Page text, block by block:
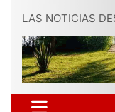
LAS NOTICIAS